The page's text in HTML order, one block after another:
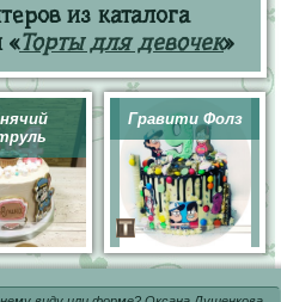
из каталога
«Торты для девочек»
Гравити Фолз